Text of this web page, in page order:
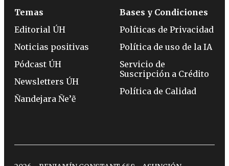
Temas
Editorial ÚH
Noticias positivas
Pódcast ÚH
Newsletters ÚH
Ñandejara Ñe’ẽ
Bases y Condiciones
Políticas de Privacidad
Política de uso de la IA
Servicio de
Suscripción a Crédito
Política de Calidad